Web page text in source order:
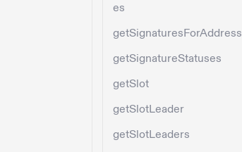
es
getSignaturesForAddress
getSignatureStatuses
getSlot
getSlotLeader
getSlotLeaders